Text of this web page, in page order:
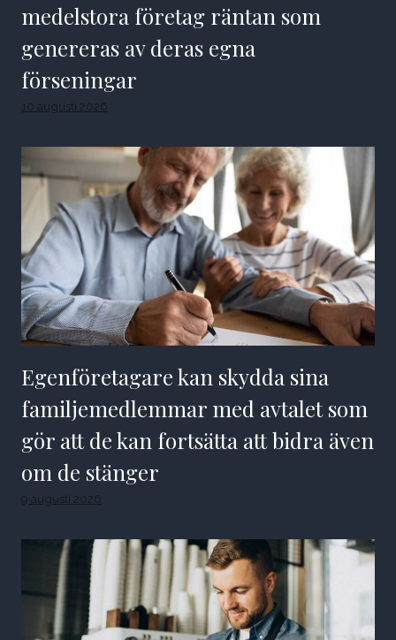
medelstora företag räntan som
genereras av deras egna
förseningar
10 augusti 2026
Egenföretagare kan skydda sina
familjemedlemmar med avtalet som
gör att de kan fortsätta att bidra även
om de stänger
9 augusti 2026